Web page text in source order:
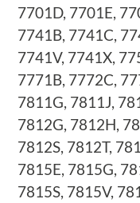
7701D, 7701E,
7741B, 7741C,
7741V, 7741X,
7771B, 7772C,
7811G, 7811J,
7812G, 7812H,
7812S, 7812T,
7815E, 7815G,
7815S, 7815V,